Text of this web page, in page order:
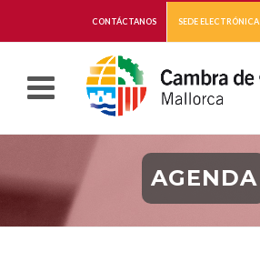
CONTÁCTANOS SEDE ELECTRÓNICA
AGENDA